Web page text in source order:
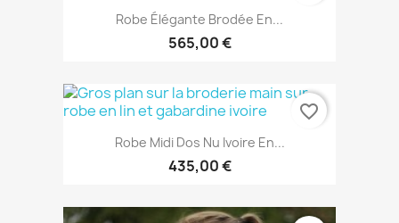
Robe Élégante Brodée En...
565,00 €
Robe Midi Dos Nu Ivoire En...
435,00 €
favorite_border